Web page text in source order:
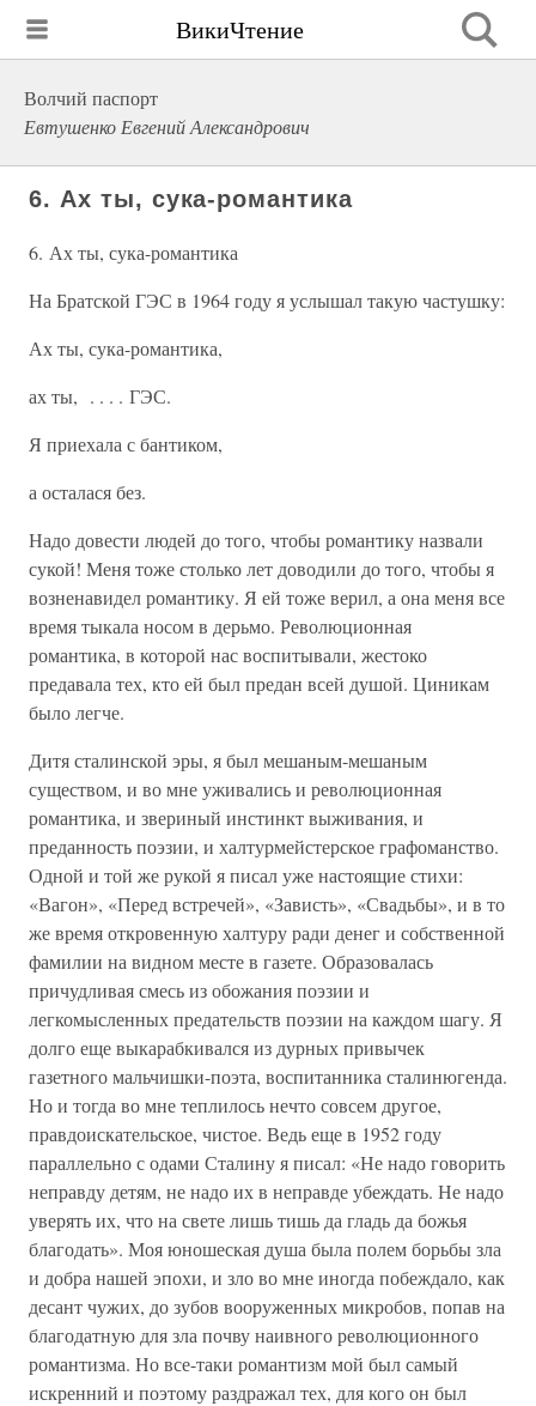
ВикиЧтение
Волчий паспорт
Евтушенко Евгений Александрович
6. Ах ты, сука-романтика
6. Ах ты, сука-романтика
На Братской ГЭС в 1964 году я услышал такую частушку:
Ах ты, сука-романтика,
ах ты, . . . . ГЭС.
Я приехала с бантиком,
а осталася без.
Надо довести людей до того, чтобы романтику назвали
сукой! Меня тоже столько лет доводили до того, чтобы я
возненавидел романтику. Я ей тоже верил, а она меня все
время тыкала носом в дерьмо. Революционная
романтика, в которой нас воспитывали, жестоко
предавала тех, кто ей был предан всей душой. Циникам
было легче.
Дитя сталинской эры, я был мешаным-мешаным
существом, и во мне уживались и революционная
романтика, и звериный инстинкт выживания, и
преданность поэзии, и халтурмейстерское графоманство.
Одной и той же рукой я писал уже настоящие стихи:
«Вагон», «Перед встречей», «Зависть», «Свадьбы», и в то
же время откровенную халтуру ради денег и собственной
фамилии на видном месте в газете. Образовалась
причудливая смесь из обожания поэзии и
легкомысленных предательств поэзии на каждом шагу. Я
долго еще выкарабкивался из дурных привычек
газетного мальчишки-поэта, воспитанника сталинюгенда.
Но и тогда во мне теплилось нечто совсем другое,
правдоискательское, чистое. Ведь еще в 1952 году
параллельно с одами Сталину я писал: «Не надо говорить
неправду детям, не надо их в неправде убеждать. Не надо
уверять их, что на свете лишь тишь да гладь да божья
благодать». Моя юношеская душа была полем борьбы зла
и добра нашей эпохи, и зло во мне иногда побеждало, как
десант чужих, до зубов вооруженных микробов, попав на
благодатную для зла почву наивного революционного
романтизма. Но все-таки романтизм мой был самый
искренний и поэтому раздражал тех, для кого он был